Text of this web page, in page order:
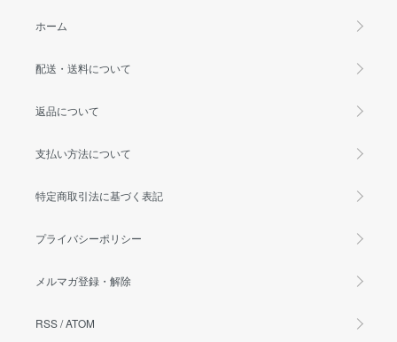
ホーム
配送・送料について
返品について
支払い方法について
特定商取引法に基づく表記
プライバシーポリシー
メルマガ登録・解除
RSS/ATOM